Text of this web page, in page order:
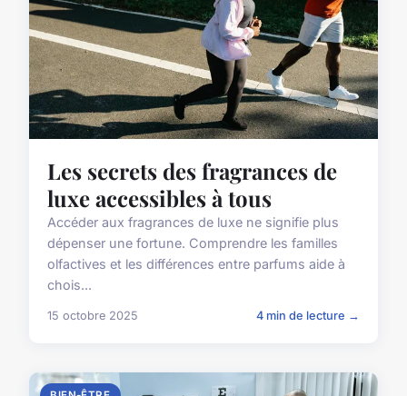
Les secrets des fragrances de
luxe accessibles à tous
Accéder aux fragrances de luxe ne signifie plus
dépenser une fortune. Comprendre les familles
olfactives et les différences entre parfums aide à
chois...
15 octobre 2025 4 min de lecture →